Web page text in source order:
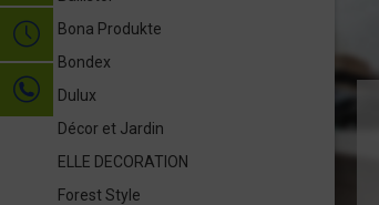
Bona Produkte
Bondex
Dulux
Décor et Jardin
ELLE DECORATION
Forest Style